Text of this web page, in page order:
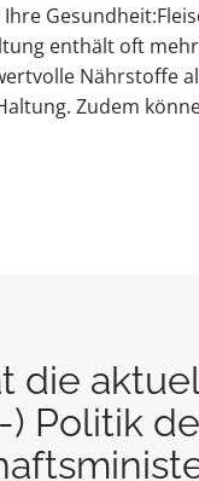
enthält oft
Nährstoffe
Zudem
die
Politik